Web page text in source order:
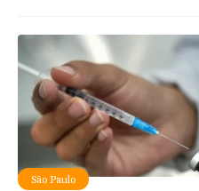
São Paulo